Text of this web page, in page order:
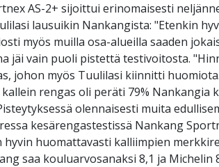
AS-2+ sijoittui erinomaisesti
lausuikin Nankangista: "Etenkin
myös muilla osa-alueilla saaden
jäi vain puoli pistettä testivoitosta.
johon myös Tuulilasi kiinnitti
rengas oli peräti 79%
olennaisesti muita
kesärengastestissä Nankang
huomattavasti kalliimpien
saa kouluarvosanaksi 8,1 ja